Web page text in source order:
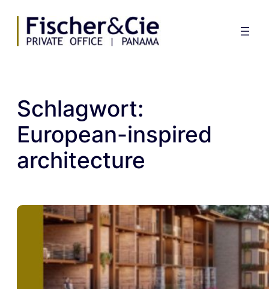
springen
Schlagwort:
European-inspired
architecture